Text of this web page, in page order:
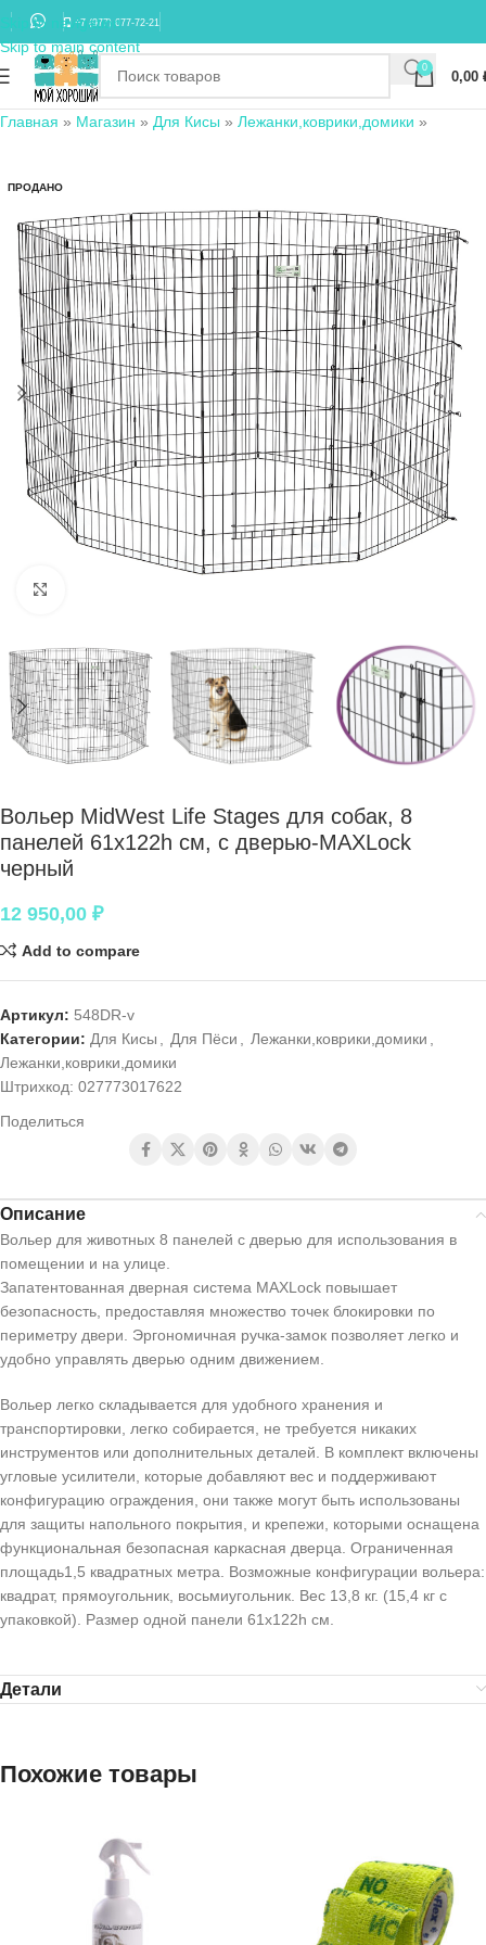
Skip to navigation
Skip to main content
+7 (977) 677-72-21
0
0,00
Главная » Магазин » Для Кисы » Лежанки,коврики,домики »
ПРОДАНО
Вольер MidWest Life Stages для собак, 8
панелей 61х122h см, с дверью-MAXLock
черный
12 950,00 ₽
Add to compare
Артикул: 548DR-v
Категории: Для Кисы Для Пёси Лежанки,коврики,домики
Лежанки,коврики,домики
Штрихкод: 027773017622
Поделиться
Описание
Вольер для животных 8 панелей с дверью для использования в
помещении и на улице.
Запатентованная дверная система MAXLock повышает
безопасность, предоставляя множество точек блокировки по
периметру двери. Эргономичная ручка-замок позволяет легко и
удобно управлять дверью одним движением.
Вольер легко складывается для удобного хранения и
транспортировки, легко собирается, не требуется никаких
инструментов или дополнительных деталей. В комплект включены
угловые усилители, которые добавляют вес и поддерживают
конфигурацию ограждения, они также могут быть использованы
для защиты напольного покрытия, и крепежи, которыми оснащена
функциональная безопасная каркасная дверца. Ограниченная
площадь1,5 квадратных метра. Возможные конфигурации вольера:
квадрат, прямоугольник, восьмиугольник. Вес 13,8 кг. (15,4 кг с
упаковкой). Размер одной панели 61х122h см.
Детали
Похожие товары